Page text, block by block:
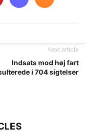
Next article
Indsats mod høj fart
i 704 sigtelser